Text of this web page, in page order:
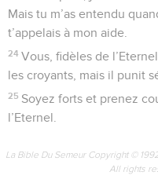
Mais tu m’as entendu
t’appelais à mon aide.
24 Vous, fidèles de
les croyants, mais il punit
25 Soyez forts et prenez
l’Eternel.
La Bible Du Semeur Copyright ©
All rights